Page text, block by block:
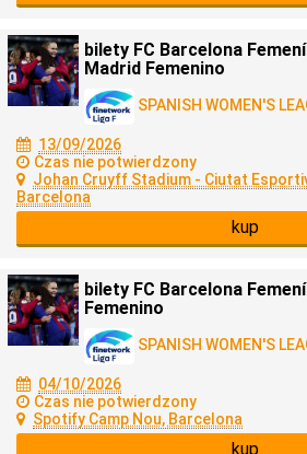
bilety FC Barcelona
Madrid Femenino
SPANISH WOMEN'S
13/09/2026
Czas nie potwierdzony
Johan Cruyff Stadium - Ciutat
Barcelona
kup
bilety FC Barcelona
Femenino
SPANISH WOMEN'S
04/10/2026
Czas nie potwierdzony
Spotify Camp Nou, Barcelona
kup